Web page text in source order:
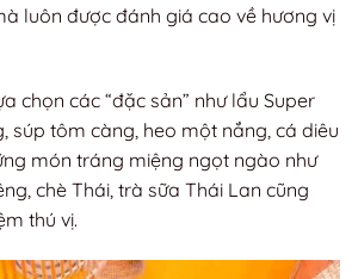
luôn được đánh giá cao về hương vị
chọn các “đặc sản” như lẩu Super
súp tôm càng, heo một nắng, cá diêu
món tráng miệng ngọt ngào như
chè Thái, trà sữa Thái Lan cũng
thú vị.